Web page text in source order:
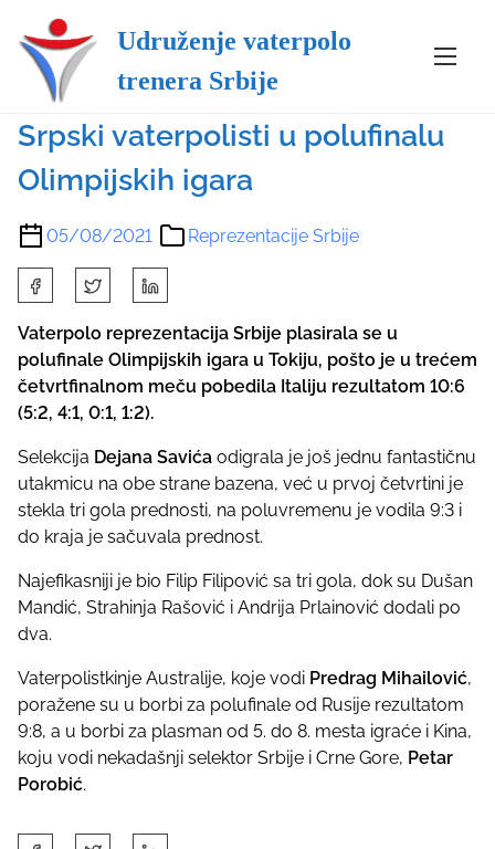
Udruženje vaterpolo
trenera Srbije
Reprezentacije Srbije
Srpski vaterpolisti u polufinalu
Olimpijskih igara
05/08/2021 Reprezentacije Srbije
h
a
r
e
t
i
s
p
o
s
t
o
:
Vaterpolo reprezentacija Srbije plasirala se u
polufinale Olimpijskih igara u Tokiju, pošto je u trećem
četvrtfinalnom meču pobedila Italiju rezultatom 10:6
(5:2, 4:1, 0:1, 1:2).
Selekcija Dejana Savića odigrala je još jednu fantastičnu
utakmicu na obe strane bazena, već u prvoj četvrtini je
stekla tri gola prednosti, na poluvremenu je vodila 9:3 i
do kraja je sačuvala prednost.
Najefikasniji je bio Filip Filipović sa tri gola, dok su Dušan
Mandić, Strahinja Rašović i Andrija Prlainović dodali po
dva.
Vaterpolistkinje Australije, koje vodi Predrag Mihailović,
poražene su u borbi za polufinale od Rusije rezultatom
9:8, a u borbi za plasman od 5. do 8. mesta igraće i Kina,
koju vodi nekadašnji selektor Srbije i Crne Gore, Petar
Porobić.